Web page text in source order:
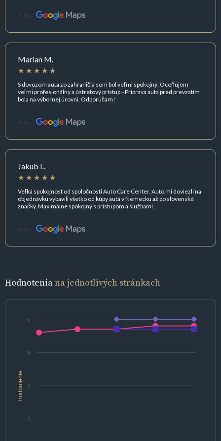
Zdroj:
Marian M.
S dovozom auta zo zahraničia som bol veľmi spokojný. Oceňujem
veľmi profesionálny a ústretový prístup –Príprava auta pred prevzatím
bola na výbornej úrovni. Odporúčam!
Zdroj:
Jakub L.
Veľká spokojnost od spoločnosti Auto Care Center. Auto mi doviezli na
objednávku vybavili všetko od kúpy autá v Nemecku až po slovenské
značky. Maximálne spokojný s prístupom a službami.
Zdroj:
Hodnoteniana jednotlivých stránkach
hodnotenie
2
3
4
5